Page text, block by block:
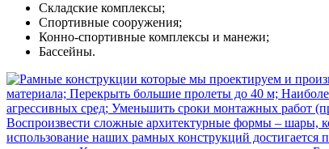
Складские комплексы;
Спортивные сооружения;
Конно-спортивные комплексы и манежи;
Бассейны.